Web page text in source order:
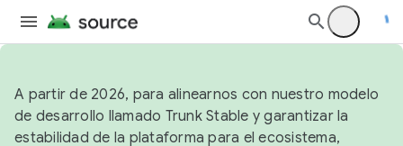
A partir de 2026, para alinearnos con nuestro modelo
de desarrollo llamado Trunk Stable y garantizar la
estabilidad de la plataforma para el ecosistema,